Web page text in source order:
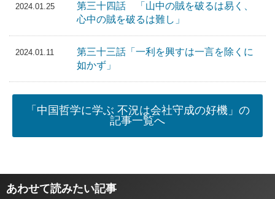
2024.01.25
第三十四話 「山中の賊を破るは易く、
心中の賊を破るは難し」
2024.01.11
第三十三話「一利を興すは一言を除くに
如かず」
「中国哲学に学ぶ 不況は会社守成の好機」の
記事一覧へ
あわせて読みたい記事